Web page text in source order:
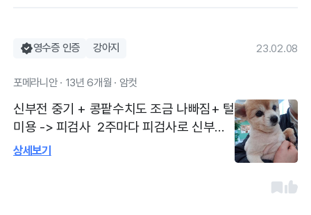
아이도 빨리 회복되는거 같아 좋습니다.다
찬가지인것 같아요.
영수증 인증 강아지 23.02.08
포메라니안 · 13년 6개월 · 암컷
신부전 중기 + 콩팥수치도 조금 나빠짐+ 털
미용 -> 피검사 2주마다 피검사로 신부전
체크해왔습니다. 오늘은 쫌 더 안좋아졌네
상세보기